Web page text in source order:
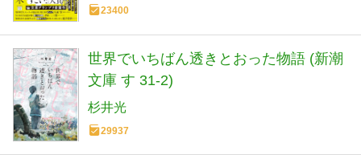
23400
世界でいちばん透きとおった物語 (新潮
文庫 す 31-2)
杉井光
29937